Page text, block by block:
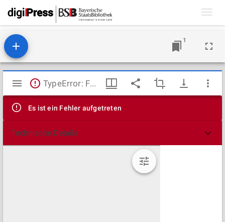
1
Mirador
Viewer
TypeError: Failed to fetch
Es ist ein Fehler aufgetreten
Technische Details